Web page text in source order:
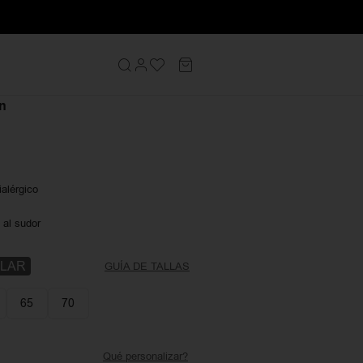
sudor
GUÍA DE TALLAS
65 70
Qué personalizar?